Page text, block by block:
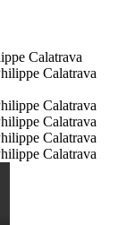
Calatrava